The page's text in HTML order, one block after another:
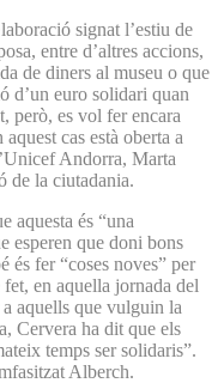
signat l’estiu de
entre d’altres accions,
de diners al museu o que
d’un euro solidari quan
però, es vol fer encara
cas està oberta a
Andorra, Marta
de la ciutadania.
aquesta és “una
esperen que doni bons
és fer “coses noves” per
en aquella jornada del
a aquells que vulguin la
Cervera ha dit que els
temps ser solidaris”.
Alberch.